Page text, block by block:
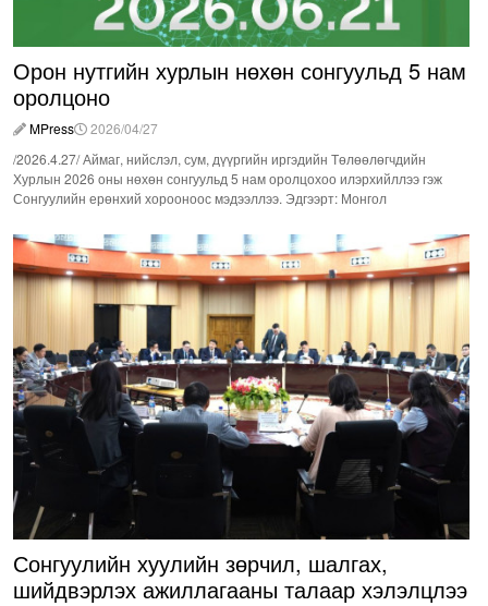
Орон нутгийн хурлын нөхөн сонгуульд 5 нам
оролцоно
MPress
2026/04/27
/2026.4.27/ Аймаг, нийслэл, сум, дүүргийн иргэдийн Төлөөлөгчдийн
Хурлын 2026 оны нөхөн сонгуульд 5 нам оролцохоо илэрхийллээ гэж
Сонгуулийн ерөнхий хорооноос мэдээллээ. Эдгээрт: Монгол
Сонгуулийн хуулийн зөрчил, шалгах,
шийдвэрлэх ажиллагааны талаар хэлэлцлээ